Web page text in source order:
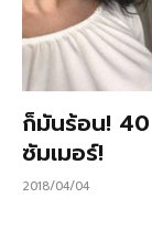
ก็มันร้อน!
ซัมเมอร์!
2018/04/04